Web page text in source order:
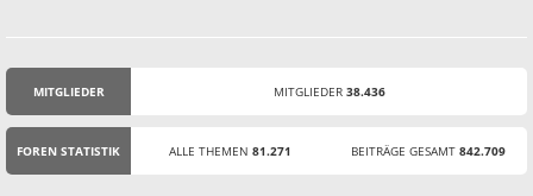
MITGLIEDER MITGLIEDER 38.436
FOREN STATISTIK ALLE THEMEN 81.271 BEITRÄGE GESAMT 842.709